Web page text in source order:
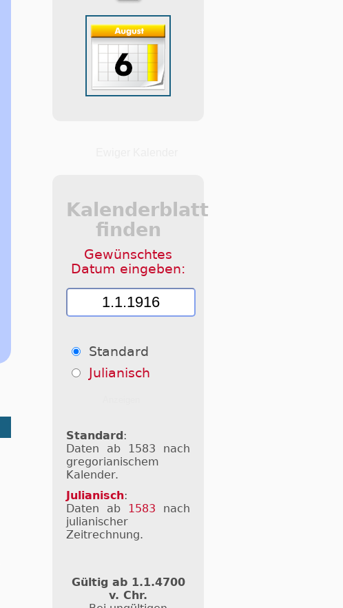
Kalenderblatt
finden
Gewünschtes
Datum eingeben:
Standard
Julianisch
Standard:
Daten ab 1583 nach
gregorianischem
Kalender.
Julianisch:
Daten ab 1583 nach
julianischer
Zeitrechnung.
Gültig ab 1.1.4700
v. Chr.